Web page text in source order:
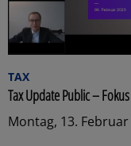
TAX
Tax Update Public –
Montag, 13.